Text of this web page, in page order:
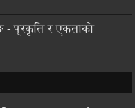
- प्रकृति र एकताको